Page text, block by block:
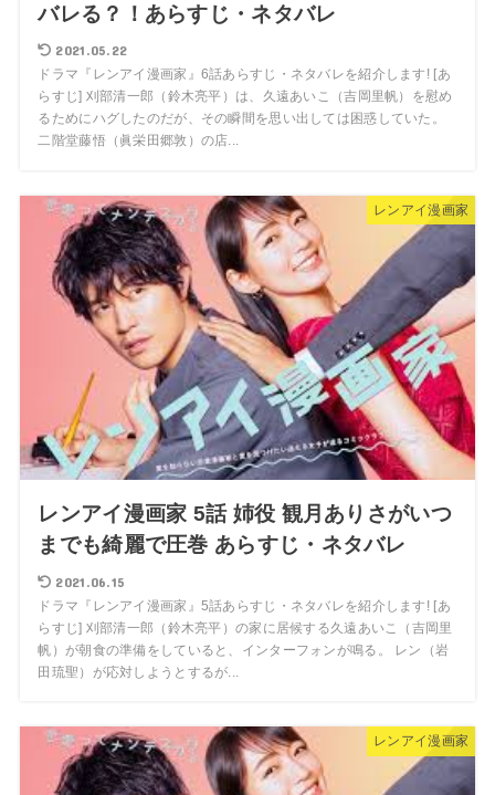
バレる？！あらすじ・ネタバレ
2021.05.22
ドラマ『レンアイ漫画家』6話あらすじ・ネタバレを紹介します! [あ
らすじ] 刈部清一郎（鈴木亮平）は、久遠あいこ（吉岡里帆）を慰め
るためにハグしたのだが、その瞬間を思い出しては困惑していた。
二階堂藤悟（眞栄田郷敦）の店...
レンアイ漫画家
レンアイ漫画家 5話 姉役 観月ありさがいつ
までも綺麗で圧巻 あらすじ・ネタバレ
2021.06.15
ドラマ『レンアイ漫画家』5話あらすじ・ネタバレを紹介します! [あ
らすじ] 刈部清一郎（鈴木亮平）の家に居候する久遠あいこ（吉岡里
帆）が朝食の準備をしていると、インターフォンが鳴る。 レン（岩
田琉聖）が応対しようとするが...
レンアイ漫画家